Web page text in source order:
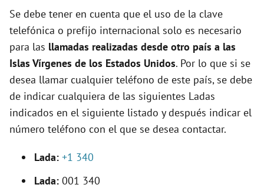
d
e
o
Se debe tener en cuenta que el uso de la clave
telefónica o prefijo internacional solo es necesario
para las llamadas realizadas desde otro país a las
Islas Vírgenes de los Estados Unidos. Por lo que si se
desea llamar cualquier teléfono de este país, se debe
de indicar cualquiera de las siguientes Ladas
indicados en el siguiente listado y después indicar el
número teléfono con el que se desea contactar.
Lada: +1 340
Lada: 001 340